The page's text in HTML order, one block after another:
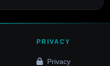
PRIVACY
Privacy